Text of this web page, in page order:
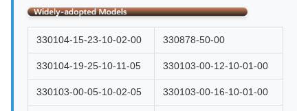
330104-15-23-10-02-00 330878-50-00
330104-19-25-10-11-05 330103-00-12-10-01-00
330103-00-05-10-02-05 330103-00-16-10-01-00